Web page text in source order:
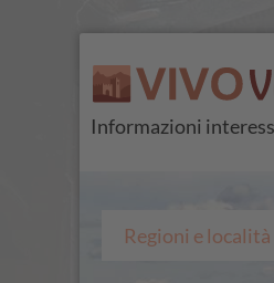
Informazioni
Regioni e località